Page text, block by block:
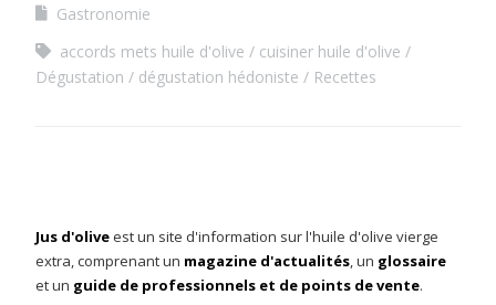
Gastronomie
accords mets huile d'olive
cuisiner huile d'olive
Dégustation
dégustation hédoniste Recettes
Jus d'oliveest un site d'information sur l'huile d'olive vierge
extra, comprenant un magazine d'actualités, un glossaire
et un guide de professionnels et de points de vente.